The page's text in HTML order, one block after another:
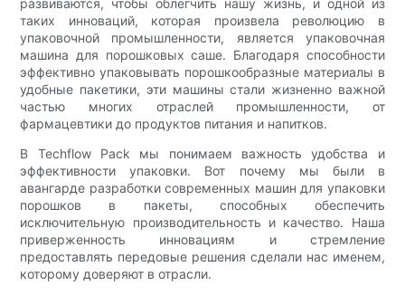
развиваются, чтобы облегчить нашу жизнь, и одной из
таких инноваций, которая произвела революцию в
упаковочной промышленности, является упаковочная
машина для порошковых саше. Благодаря способности
эффективно упаковывать порошкообразные материалы в
удобные пакетики, эти машины стали жизненно важной
частью многих отраслей промышленности, от
фармацевтики до продуктов питания и напитков.
В Techflow Pack мы понимаем важность удобства и
эффективности упаковки. Вот почему мы были в
авангарде разработки современных машин для упаковки
порошков в пакеты, способных обеспечить
исключительную производительность и качество. Наша
приверженность инновациям и стремление
предоставлять передовые решения сделали нас именем,
которому доверяют в отрасли.